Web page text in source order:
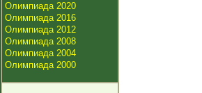
Олимпиада 2020
Олимпиада 2016
Олимпиада 2012
Олимпиада 2008
Олимпиада 2004
Олимпиада 2000